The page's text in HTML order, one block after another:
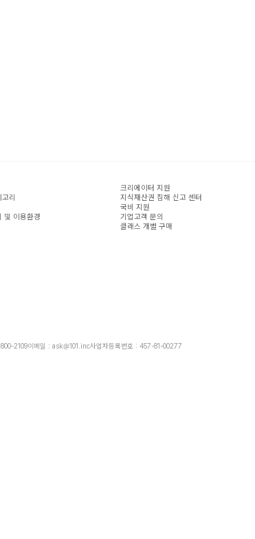
리
및 이용환경
크리에이터 지원
지식재산권 침해 신고 센터
국비 지원
기업고객 문의
클래스 개별 구매
2109이메일 : ask@101.inc사업자등록번호 : 457-81-00277